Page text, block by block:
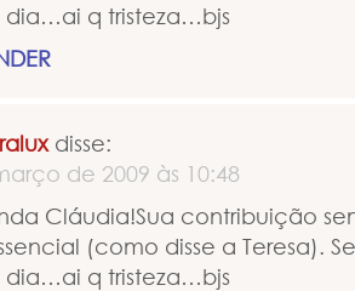
dia…ai q tristeza…bjs
disse:
de 2009 às 10:48
Cláudia!Sua contribuição
(como disse a Teresa).
dia…ai q tristeza…bjs